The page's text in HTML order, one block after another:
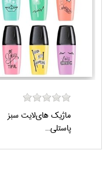
ماژيك هاي‌لايت سبز
پاستلي...